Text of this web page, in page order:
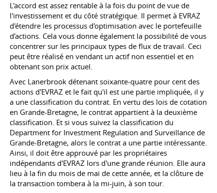
L'accord est assez rentable à la fois du point de vue de
l'investissement et du côté stratégique. Il permet à EVRAZ
d'étendre les processus d'optimisation avec le portefeuille
d'actions. Cela vous donne également la possibilité de vous
concentrer sur les principaux types de flux de travail. Ceci
peut être réalisé en vendant un actif non essentiel et en
obtenant son prix actuel.
Avec Lanerbrook détenant soixante-quatre pour cent des
actions d'EVRAZ et le fait qu'il est une partie impliquée, il y
a une classification du contrat. En vertu des lois de cotation
en Grande-Bretagne, le contrat appartient à la deuxième
classification. Et si vous suivez la classification du
Department for Investment Regulation and Surveillance de
Grande-Bretagne, alors le contrat a une partie intéressante.
Ainsi, il doit être approuvé par les propriétaires
indépendants d'EVRAZ lors d'une grande réunion. Elle aura
lieu à la fin du mois de mai de cette année, et la clôture de
la transaction tombera à la mi-juin, à son tour.